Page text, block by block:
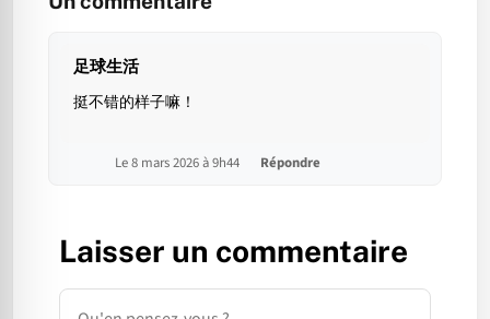
足球生活
挺不错的样子嘛！
Le 8 mars 2026 à 9h44 Répondre
Laisser un commentaire
Commentaire